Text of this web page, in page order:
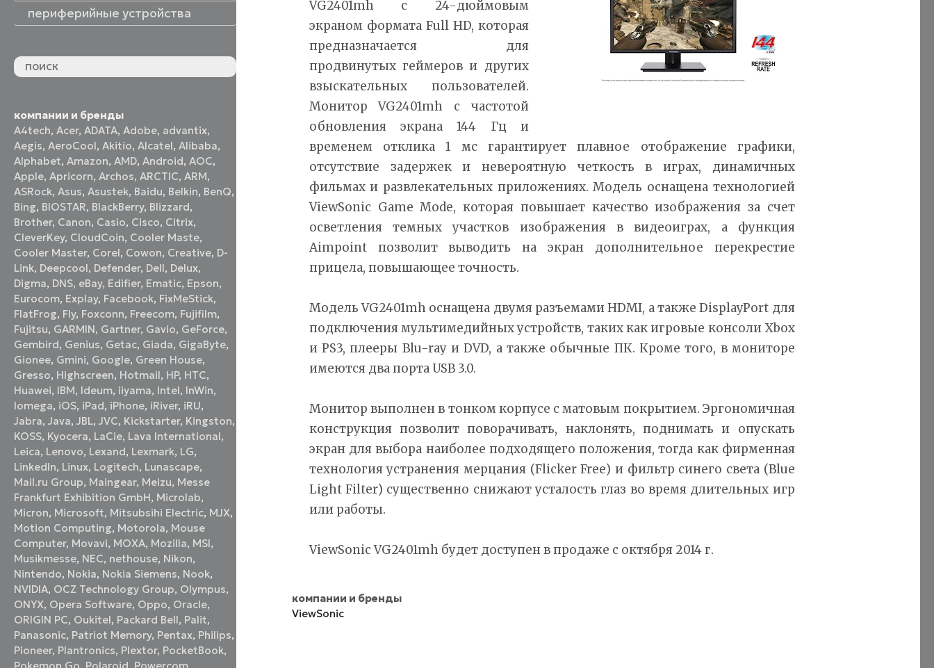
периферийные устройства
компании и бренды
A4tech,Acer,ADATA,Adobe, advantix,
Aegis,AeroCool,Akitio,Alcatel,Alibaba,
Alphabet,Amazon,AMD,Android,AOC,
Apple,Apricorn,Archos,ARCTIC,ARM,
ASRock,Asus,Asustek, Baidu, Belkin, BenQ,
Bing, BIOSTAR, BlackBerry, Blizzard,
Brother, Canon, Casio, Cisco, Citrix,
CleverKey, CloudCoin, Cooler Maste,
Cooler Master, Corel, Cowon, Creative, D-
Link, Deepcool, Defender, Dell, Delux,
Digma, DNS, eBay, Edifier, Ematic, Epson,
Eurocom, Explay, Facebook, FixMeStick,
FlatFrog, Fly, Foxconn, Freecom, Fujifilm,
Fujitsu, GARMIN, Gartner, Gavio, GeForce,
Gembird, Genius, Getac, Giada, GigaByte,
Gionee, Gmini, Google, Green House,
Gresso, Highscreen, Hotmail, HP, HTC,
Huawei, IBM, Ideum, iiyama, Intel, InWin,
Iomega, iOS, iPad, iPhone, iRiver, iRU,
Jabra,Java,JBL,JVC, Kickstarter, Kingston,
KOSS, Kyocera, LaCie, Lava International,
Leica, Lenovo, Lexand, Lexmark, LG,
LinkedIn, Linux, Logitech, Lunascape,
Mail.ru Group, Maingear, Meizu, Messe
Frankfurt Exhibition GmbH, Microlab,
Micron, Microsoft, Mitsubsihi Electric, MJX,
Motion Computing, Motorola, Mouse
Computer, Movavi, MOXA, Mozilla, MSI,
Musikmesse, NEC, nethouse, Nikon,
Nintendo, Nokia, Nokia Siemens, Nook,
NVIDIA, OCZ Technology Group, Olympus,
ONYX, Opera Software, Oppo, Oracle,
ORIGIN PC, Oukitel, Packard Bell, Palit,
Panasonic, Patriot Memory, Pentax, Philips,
Pioneer, Plantronics, Plextor, PocketBook,
VG2401mh с 24-дюймовым
экраном формата Full HD, которая
предназначается для
продвинутых геймеров и других
взыскательных пользователей.
Монитор VG2401mh с частотой
обновления экрана 144 Гц и
временем отклика 1 мс гарантирует плавное отображение графики,
отсутствие задержек и невероятную четкость в играх, динамичных
фильмах и развлекательных приложениях. Модель оснащена технологией
ViewSonic Game Mode, которая повышает качество изображения за счет
осветления темных участков изображения в видеоиграх, а функция
Aimpoint позволит выводить на экран дополнительное перекрестие
прицела, повышающее точность.
Модель VG2401mh оснащена двумя разъемами HDMI, а также DisplayPort для
подключения мультимедийных устройств, таких как игровые консоли Xbox
и PS3, плееры Blu-ray и DVD, а также обычные ПК. Кроме того, в мониторе
имеются два порта USB 3.0.
Монитор выполнен в тонком корпусе с матовым покрытием. Эргономичная
конструкция позволит поворачивать, наклонять, поднимать и опускать
экран для выбора наиболее подходящего положения, тогда как фирменная
технология устранения мерцания (Flicker Free) и фильтр синего света (Blue
Light Filter) существенно снижают усталость глаз во время длительных игр
или работы.
ViewSonic VG2401mh будет доступен в продаже с октября 2014 г.
компании и бренды
ViewSonic